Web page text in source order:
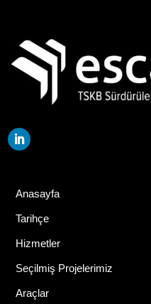
Anasayfa
Tarihçe
Hizmetler
Seçilmiş Projelerimiz
Araçlar